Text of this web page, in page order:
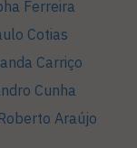
Ferreira
Cotias
Carriço
Cunha
Araújo